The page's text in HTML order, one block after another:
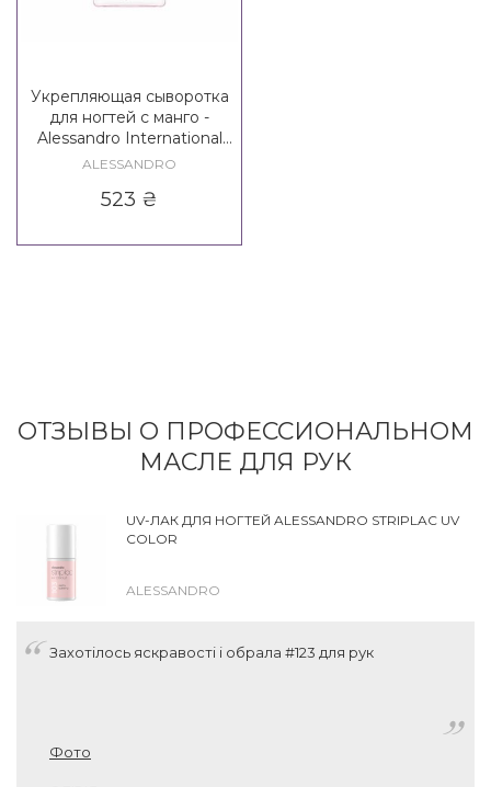
Укрепляющая сыворотка
для ногтей с манго -
Alessandro International
Mango Nail Care Serum
ALESSANDRO
523 ₴
ОТЗЫВЫ О ПРОФЕССИОНАЛЬНОМ
МАСЛЕ ДЛЯ РУК
UV-ЛАК ДЛЯ НОГТЕЙ ALESSANDRO STRIPLAC UV
COLOR
ALESSANDRO
Захотілось яскравості і обрала #123 для рук
Фото